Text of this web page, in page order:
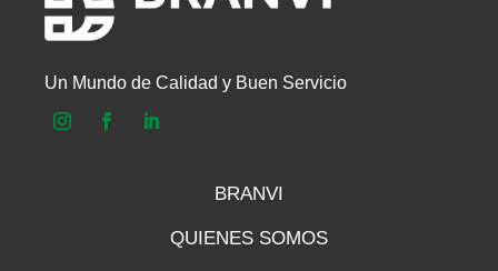
Un Mundo de Calidad y Buen Servicio
BRANVI
QUIENES SOMOS